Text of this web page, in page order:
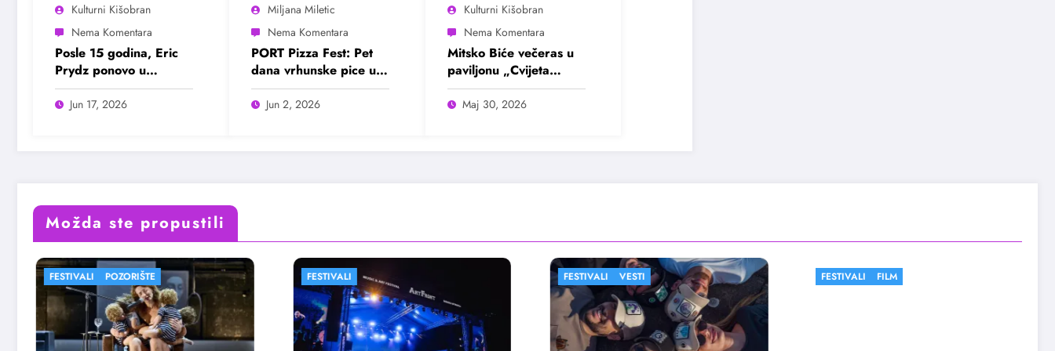
Kulturni Kišobran
Posle 15 godina, Eric
Prydz ponovo u
Beogradu
Jun 17, 2026
Miljana Miletic
PORT Pizza Fest: Pet
dana vrhunske pice u
Beogradu
Jun 2, 2026
Kulturni Kišobran
Mitsko Biće večeras u
paviljonu „Cvijeta
Zuzorić“
Maj 30, 2026
Možda ste propustili
FESTIVALI FESTIVALI FILM